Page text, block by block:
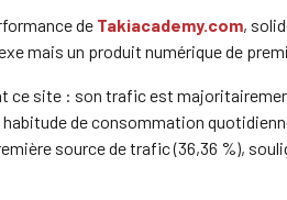
de Takiacademy.com,
mais un produit numérique de
ce site : son trafic est
de consommation
source de trafic (36,36 %),